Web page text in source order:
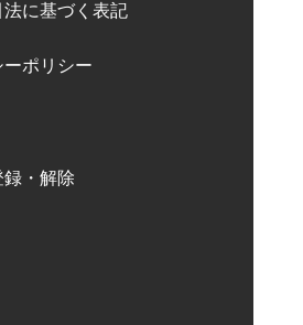
に基づく表記
ポリシー
録・解除